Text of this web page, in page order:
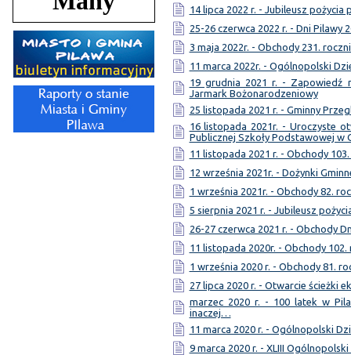
14 lipca 2022 r. - Jubileusz pożycia
25-26 czerwca 2022 r. - Dni Pilawy
3 maja 2022r. - Obchody 231.
11 marca 2022r. - Ogólnopolski
19 grudnia 2021 r. - Zapowiedź
Jarmark Bożonarodzeniowy
25 listopada 2021 r. - Gminny
16 listopada 2021r. - Uroczyste
Publicznej Szkoły Podstawowej w
11 listopada 2021 r. - Obchody
12 września 2021r. - Dożynki
1 września 2021r. - Obchody 82.
5 sierpnia 2021 r. - Jubileusz
26-27 czerwca 2021 r. - Obchody
11 listopada 2020r. - Obchody
1 września 2020 r. - Obchody 81.
27 lipca 2020 r. - Otwarcie ścieżki
marzec 2020 r. - 100 latek w
inaczej…
11 marca 2020 r. - Ogólnopolski
9 marca 2020 r. - XLIII